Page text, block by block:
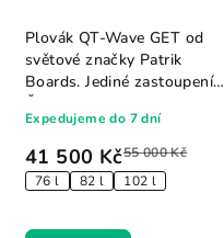
41 500 Kč55 000 Kč
76 l 82 l 102 l
Expedujeme do 7 dní
Plovák QT-Wave GET od
světové značky Patrik
Boards. Jediné zastoupení v
České Republice.